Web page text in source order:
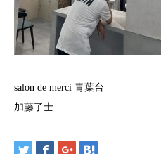
salon de merci 青葉台
加藤了士